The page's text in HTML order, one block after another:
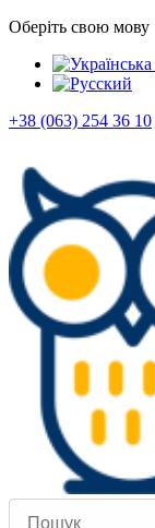
Оберіть свою мову
+38 (063) 254 36 10